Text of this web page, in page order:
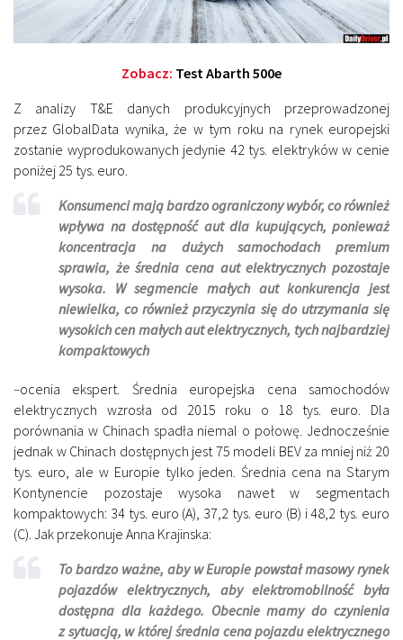
Zobacz: Test Abarth 500e
Z analizy T&E danych produkcyjnych przeprowadzonej
przez GlobalData wynika, że ​​w tym roku na rynek europejski
zostanie wyprodukowanych jedynie 42 tys. elektryków w cenie
poniżej 25 tys. euro.
Konsumenci mają bardzo ograniczony wybór, co również
wpływa na dostępność aut dla kupujących, ponieważ
koncentracja na dużych samochodach premium
sprawia, że średnia cena aut elektrycznych pozostaje
wysoka. W segmencie małych aut konkurencja jest
niewielka, co również przyczynia się do utrzymania się
wysokich cen małych aut elektrycznych, tych najbardziej
kompaktowych
–ocenia ekspert. Średnia europejska cena samochodów
elektrycznych wzrosła od 2015 roku o 18 tys. euro. Dla
porównania w Chinach spadła niemal o połowę. Jednocześnie
jednak w Chinach dostępnych jest 75 modeli BEV za mniej niż 20
tys. euro, ale w Europie tylko jeden. Średnia cena na Starym
Kontynencie pozostaje wysoka nawet w segmentach
kompaktowych: 34 tys. euro (A), 37,2 tys. euro (B) i 48,2 tys. euro
(C). Jak przekonuje Anna Krajinska:
To bardzo ważne, aby w Europie powstał masowy rynek
pojazdów elektrycznych, aby elektromobilność była
dostępna dla każdego. Obecnie mamy do czynienia
z sytuacją, w której średnia cena pojazdu elektrycznego